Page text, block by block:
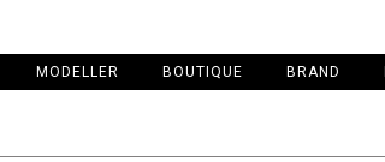
MODELLER BOUTIQUE BRAND